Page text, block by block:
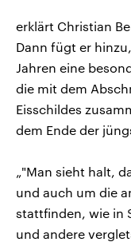
erklärt Christian
Dann fügt er
Jahren eine
die mit dem
Eisschildes
dem Ende der
„"Man sieht halt,
und auch um die
stattfinden, wie in
und andere